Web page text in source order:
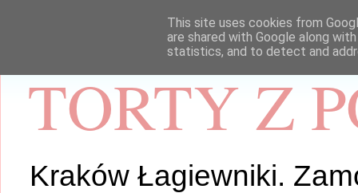
TORTY Z
Kraków Łagiewniki.
This site uses cookies from
are shared with Google along
statistics, and to detect and